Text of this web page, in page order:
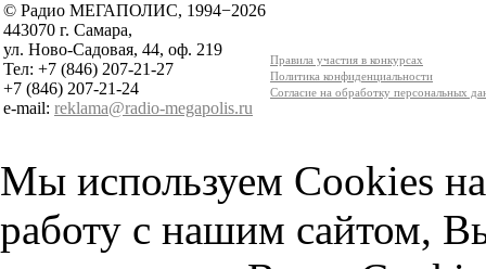
© Радио МЕГАПОЛИС, 1994−2026
443070 г. Самара,
ул. Ново-Садовая, 44, оф. 219
Тел: +7 (846) 207-21-27
+7 (846) 207-21-24
e-mail: reklama@radio-megapolis.ru
Правила участия в конкурсах
Политика конфиденциальности
Согласие на обработку персональных
Мы используем Cookies
работу с нашим сайтом,